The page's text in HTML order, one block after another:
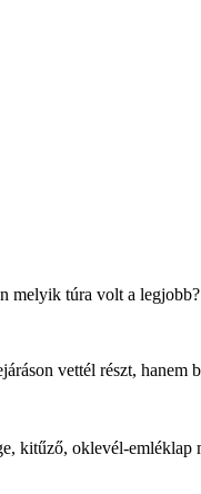
melyik túra volt a
vettél részt, hanem
kitűző, oklevél-emléklap